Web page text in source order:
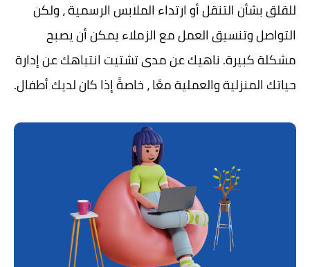
للقلق بشأن التنقل أو ارتداء الملابس الرسمية ، ولكن
التواصل وتنسيق العمل مع الزملاء يمكن أن يصبح
مشكلة كبيرة. ناهيك عن مدى تشتيت انتباهك عن إدارة
حياتك المنزلية والعملية معًا ، خاصةً إذا كان لديك أطفال.